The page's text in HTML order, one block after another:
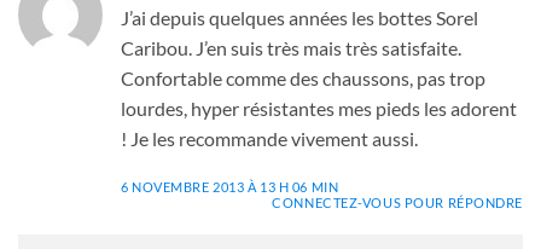
J’ai depuis quelques années les bottes Sorel
Caribou. J’en suis très mais très satisfaite.
Confortable comme des chaussons, pas trop
lourdes, hyper résistantes mes pieds les adorent
! Je les recommande vivement aussi.
6 NOVEMBRE 2013 À 13 H 06 MIN
CONNECTEZ-VOUS POUR RÉPONDRE